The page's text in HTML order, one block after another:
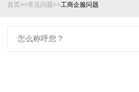
首页>>常见问题>>工商企服问题